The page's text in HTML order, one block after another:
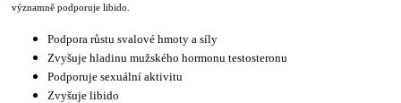
významně podporuje libido.
Podpora růstu svalové hmoty a síly
Zvyšuje hladinu mužského hormonu testosteronu
Podporuje sexuální aktivitu
Zvyšuje libido